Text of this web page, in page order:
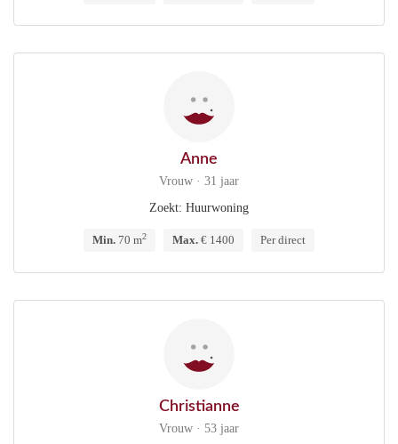
Anne
Vrouw · 31 jaar
Zoekt: Huurwoning
Min. 70 m2 Max. € 1400 Per direct
Christianne
Vrouw · 53 jaar